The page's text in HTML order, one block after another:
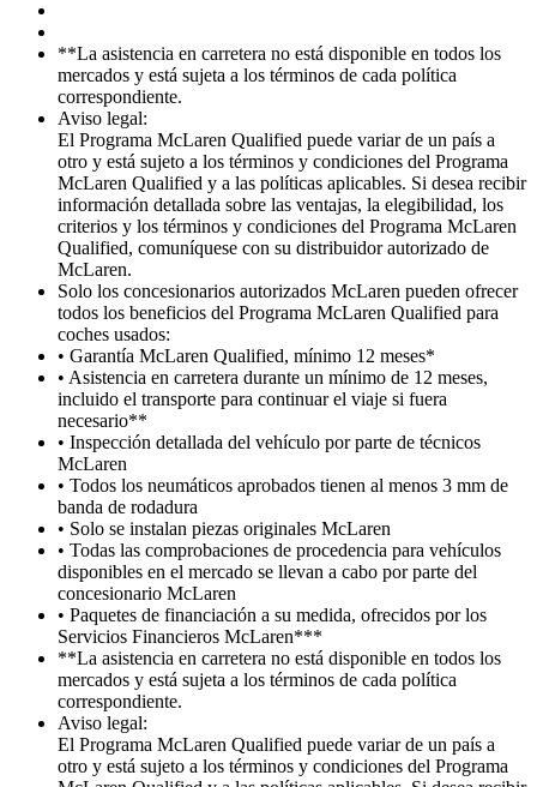
**La asistencia en carretera no está disponible en todos los
mercados y está sujeta a los términos de cada política
correspondiente.
Aviso legal:
El Programa McLaren Qualified puede variar de un país a
otro y está sujeto a los términos y condiciones del Programa
McLaren Qualified y a las políticas aplicables. Si desea recibir
información detallada sobre las ventajas, la elegibilidad, los
criterios y los términos y condiciones del Programa McLaren
Qualified, comuníquese con su distribuidor autorizado de
McLaren.
Solo los concesionarios autorizados McLaren pueden ofrecer
todos los beneficios del Programa McLaren Qualified para
coches usados:
• Garantía McLaren Qualified, mínimo 12 meses*
• Asistencia en carretera durante un mínimo de 12 meses,
incluido el transporte para continuar el viaje si fuera
necesario**
• Inspección detallada del vehículo por parte de técnicos
McLaren
• Todos los neumáticos aprobados tienen al menos 3 mm de
banda de rodadura
• Solo se instalan piezas originales McLaren
• Todas las comprobaciones de procedencia para vehículos
disponibles en el mercado se llevan a cabo por parte del
concesionario McLaren
• Paquetes de financiación a su medida, ofrecidos por los
Servicios Financieros McLaren***
**La asistencia en carretera no está disponible en todos los
mercados y está sujeta a los términos de cada política
correspondiente.
Aviso legal:
El Programa McLaren Qualified puede variar de un país a
otro y está sujeto a los términos y condiciones del Programa